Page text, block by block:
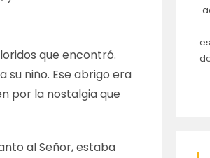
que encontró.
su niño. Ese abrigo era
por la nostalgia que
al Señor, estaba